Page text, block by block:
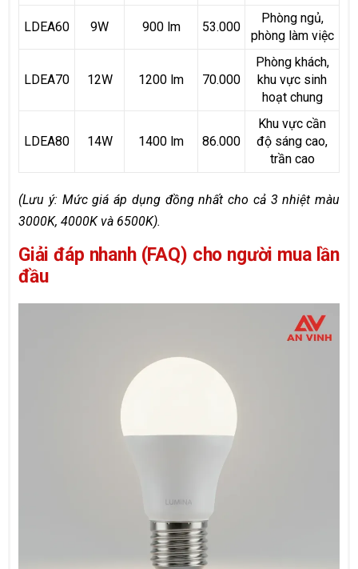
LDEA60 9W 900 lm 53.000
Phòng ngủ,
phòng làm việc
LDEA70 12W 1200 lm 70.000
Phòng khách,
khu vực sinh
hoạt chung
LDEA80 14W 1400 lm 86.000
Khu vực cần
độ sáng cao,
trần cao
(Lưu ý: Mức giá áp dụng đồng nhất cho cả 3 nhiệt màu
3000K, 4000K và 6500K).
Giải đáp nhanh (FAQ) cho người mua lần
đầu